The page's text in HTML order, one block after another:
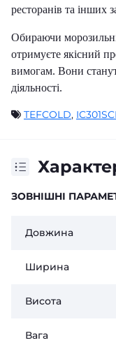
ресторанів та інших
Обираючи
отримуєте якісний
вимогам. Вони
діяльності.
TEFCOLD,
ЗОВНІШНІ
Довжина
Ширина
Висота
Вага